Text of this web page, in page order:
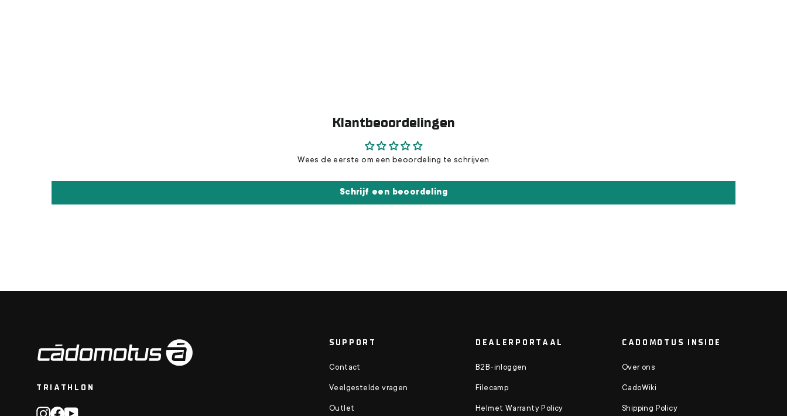
Klantbeoordelingen
Wees de eerste om een beoordeling te schrijven
Schrijf een beoordeling
TRIATHLON
Instagram
Facebook
SUPPORT
Contact
Veelgestelde vragen
Outlet
DEALERPORTAAL
B2B-inloggen
Filecamp
Helmet Warranty Policy
CADOMOTUS INSIDE
Over ons
CadoWiki
Shipping Policy